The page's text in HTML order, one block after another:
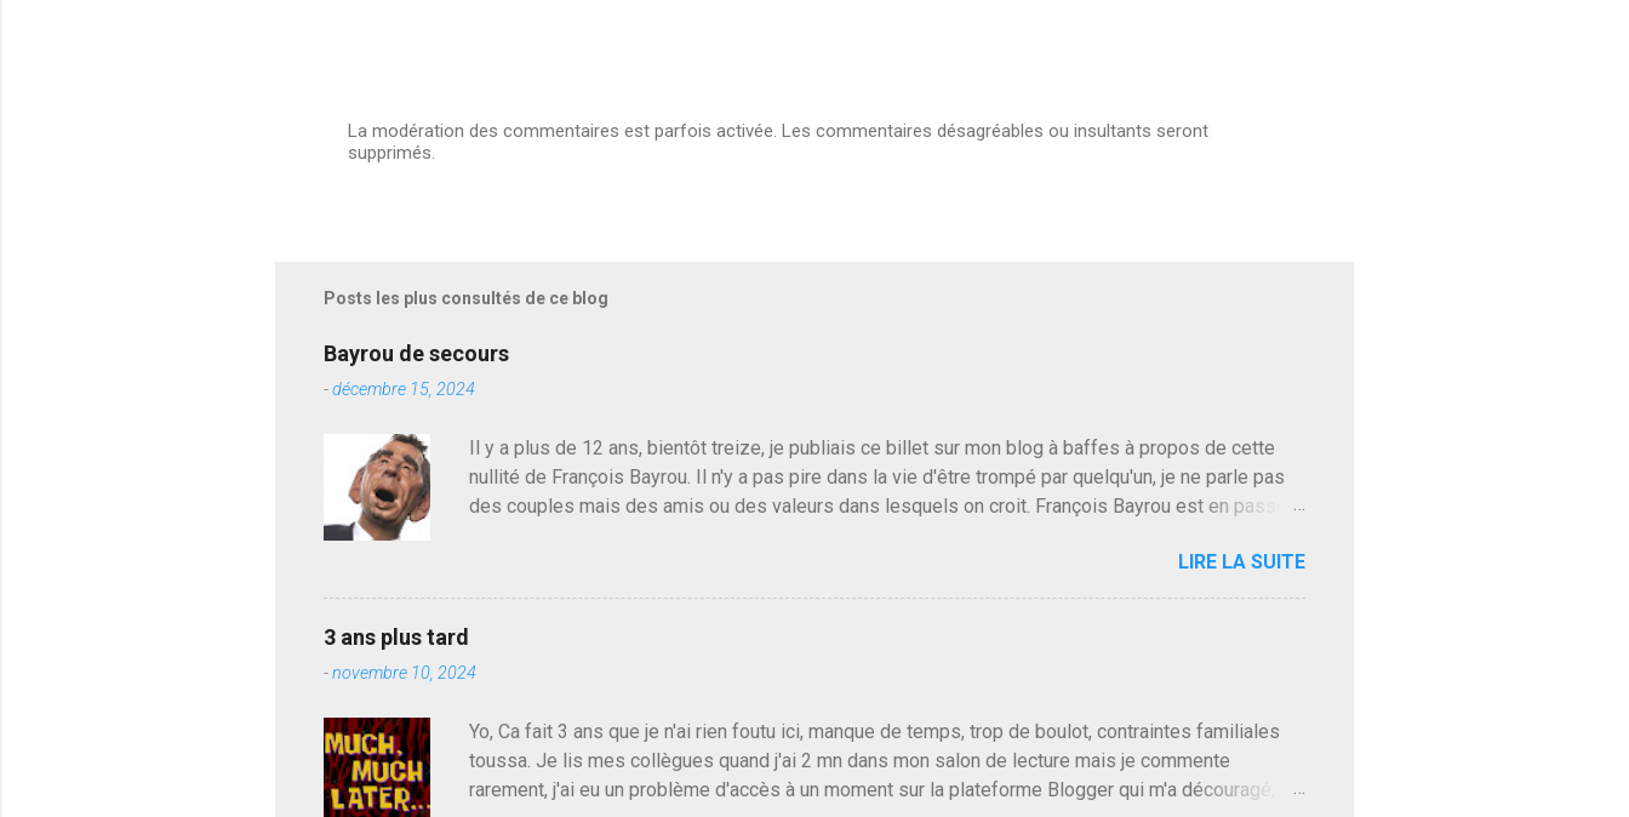
E
t
e
r
u
m
m
e
n
r
La modération des commentaires est parfois activée. Les commentaires désagréables ou insultants seront
supprimés.
Posts les plus consultés de ce blog
Bayrou de secours
-décembre 15, 2024
Il y a plus de 12 ans, bientôt treize, je publiais ce billet sur mon blog à baffes à propos de cette
nullité de François Bayrou. Il n'y a pas pire dans la vie d'être trompé par quelqu'un, je ne parle pas
des couples mais des amis ou des valeurs dans lesquels on croit. François Bayrou est en passe
déjà le candidat de la droite molle plus proche de Sarkozy que de Hollande, sinon il serait candidat
du centre de la gauche molle mais quand on écoutait ses discours critiques presque sincères
de l'Assemblée ou du Sénat. Ou assister au débarquement des américains en Normandie. Bayrou
LIRE LA SUITE
3 ans plus tard
-novembre 10, 2024
Yo, Ca fait 3 ans que je n'ai rien foutu ici, manque de temps, trop de boulot, contraintes familiales
toussa. Je lis mes collègues quand j'ai 2 mn dans mon salon de lecture mais je commente
rarement, j'ai eu un problème d'accès à un moment sur la plateforme Blogger qui m'a découragé,